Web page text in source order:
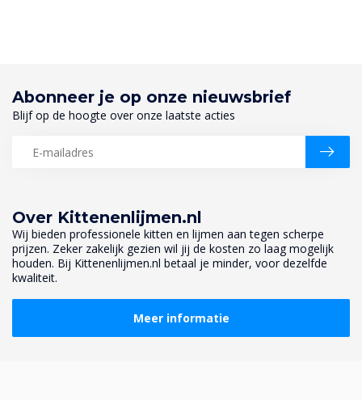
Over Kittenenlijmen.nl
Wij bieden professionele kitten en lijmen aan tegen scherpe
prijzen. Zeker zakelijk gezien wil jij de kosten zo laag mogelijk
houden. Bij Kittenenlijmen.nl betaal je minder, voor dezelfde
kwaliteit.
Meer informatie
Abonneer je op onze nieuwsbrief
Blijf op de hoogte over onze laatste acties